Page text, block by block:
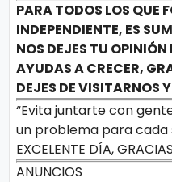
PARA TODOS LOS QUE
INDEPENDIENTE, ES
NOS DEJES TU
AYUDAS A CRECER,
DEJES DE VISITARNOS
“Evita juntarte con
un problema para cada
EXCELENTE DÍA, GRACIAS
ANUNCIOS